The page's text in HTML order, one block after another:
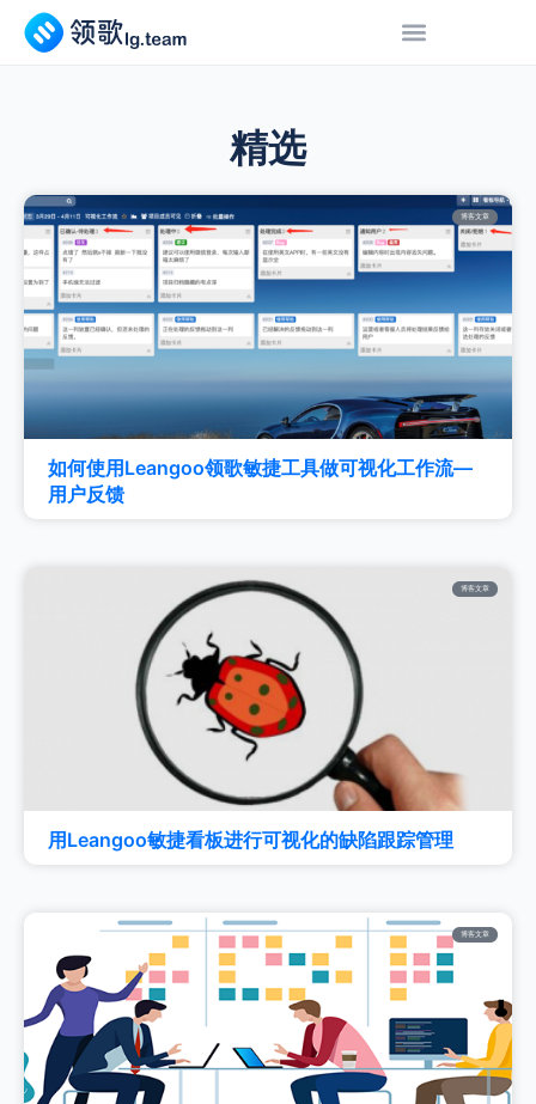
精选
博客文章
如何使用Leangoo领歌敏捷工具做可视化工作流—
用户反馈
博客文章
用Leangoo敏捷看板进行可视化的缺陷跟踪管理
博客文章